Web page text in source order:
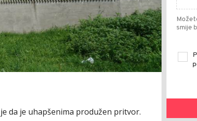
da je uhapšenima produžen pritvor.
smije